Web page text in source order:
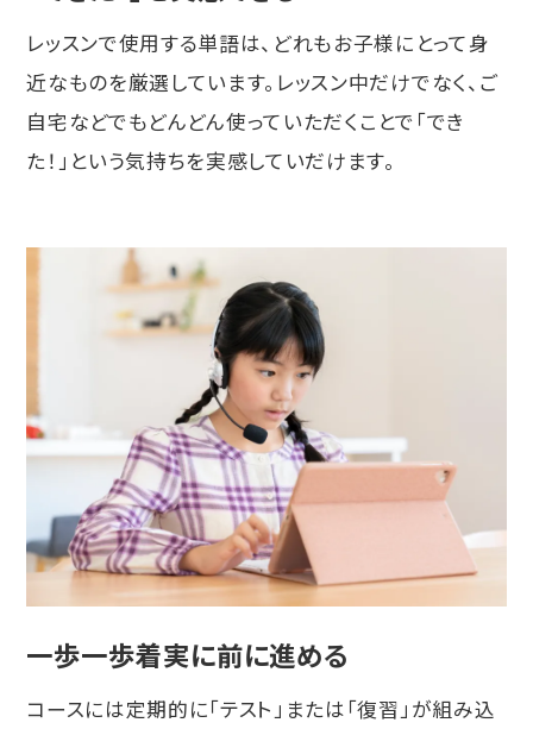
レッスンで使用する単語は、どれもお子様にとって身
近なものを厳選しています。レッスン中だけでなく、ご
自宅などでもどんどん使っていただくことで「でき
た！」という気持ちを実感していだけます。
一歩一歩着実に前に進める
コースには定期的に「テスト」または「復習」が組み込